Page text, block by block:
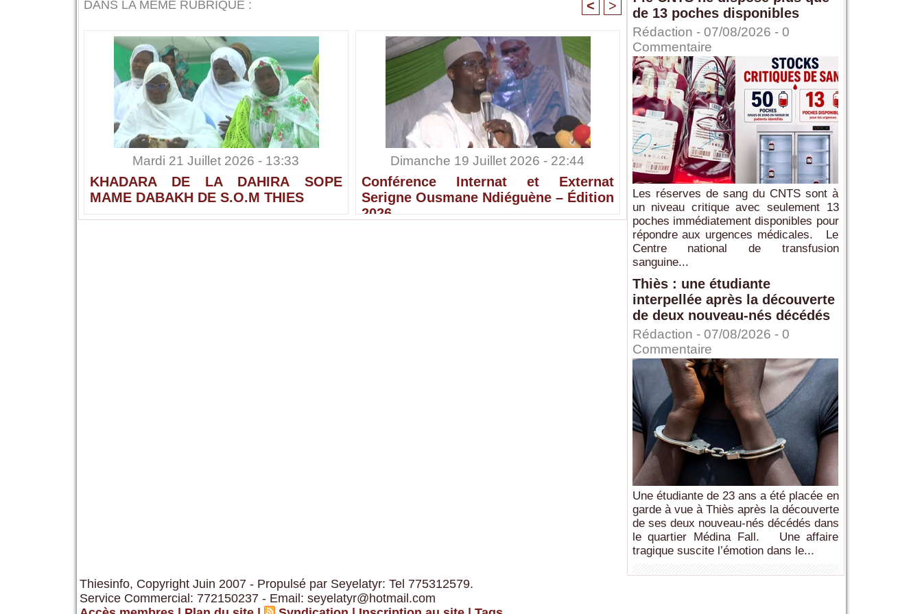
DANS LA MÊME RUBRIQUE : < >
Mardi 21 Juillet 2026 - 13:33
KHADARA DE LA DAHIRA SOPE
MAME DABAKH DE S.O.M THIES
Dimanche 19 Juillet 2026 - 22:44
Conférence Internat et Externat
Serigne Ousmane Ndiéguène – Édition
2026
de 13 poches disponibles
Rédaction - 07/08/2026 - 0
Commentaire
Les réserves de sang du CNTS sont à
un niveau critique avec seulement 13
poches immédiatement disponibles pour
répondre aux urgences médicales. Le
Centre national de transfusion
sanguine...
Thiès : une étudiante
interpellée après la découverte
de deux nouveau-nés décédés
Rédaction - 07/08/2026 - 0
Commentaire
Une étudiante de 23 ans a été placée en
garde à vue à Thiès après la découverte
de ses deux nouveau-nés décédés dans
le quartier Médina Fall. Une affaire
tragique suscite l’émotion dans le...
Thiesinfo, Copyright Juin 2007 - Propulsé par Seyelatyr: Tel 775312579.
Service Commercial: 772150237 - Email: seyelatyr@hotmail.com